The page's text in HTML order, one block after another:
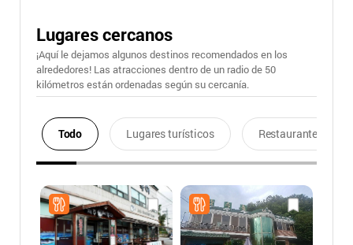
Lugares cercanos
¡Aquí le dejamos algunos destinos recomendados en los
alrededores! Las atracciones dentro de un radio de 50
kilómetros están ordenadas según su cercanía.
Todo Lugares turísticos Restaurantes